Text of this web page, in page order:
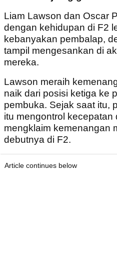
Liam Lawson dan Oscar
dengan kehidupan di F2
kebanyakan pembalap,
tampil mengesankan di
mereka.
Lawson meraih
naik dari posisi ketiga ke
pembuka. Sejak saat itu,
itu mengontrol kecepatan
mengklaim kemenangan
debutnya di F2.
Article continues below